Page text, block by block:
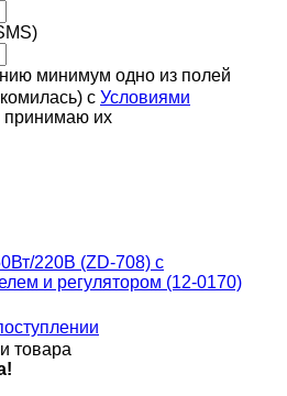
минимум одно из полей
с Условиями
принимаю их
220В (ZD-708) с
и регулятором (12-0170)
товара